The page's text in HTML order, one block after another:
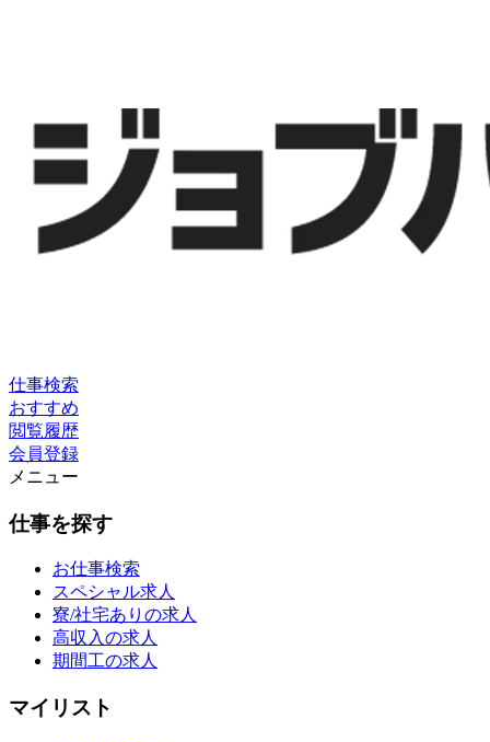
仕事検索
おすすめ
閲覧履歴
会員登録
メニュー
仕事を探す
お仕事検索
スペシャル求人
寮/社宅ありの求人
高収入の求人
期間工の求人
マイリスト